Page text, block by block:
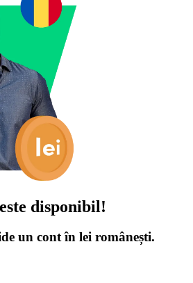
disponibil!
un cont în lei românești.